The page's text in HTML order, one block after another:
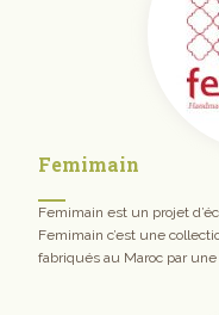
Femimain
Femimain est un projet
Femimain c’est une
fabriqués au Maroc par